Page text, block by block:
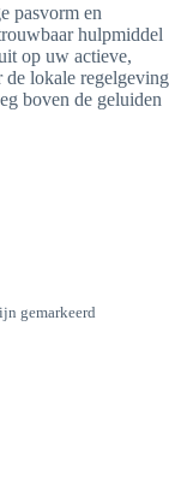
pasvorm en
hulpmiddel
op uw actieve,
lokale regelgeving
boven de geluiden
gemarkeerd